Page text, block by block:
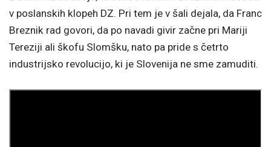
v poslanskih klopeh DZ. Pri tem je v šali dejala, da Franc
Breznik rad govori, da po navadi givir začne pri Mariji
Tereziji ali škofu Slomšku, nato pa pride s četrto
industrijsko revolucijo, ki je Slovenija ne sme zamuditi.